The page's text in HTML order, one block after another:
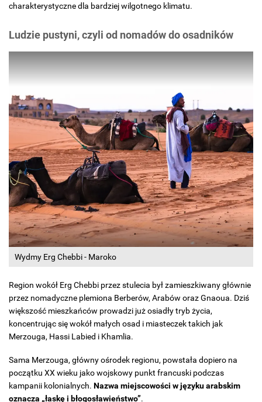
charakterystyczne dla bardziej wilgotnego klimatu.
Ludzie pustyni, czyli od nomadów do osadników
Wydmy Erg Chebbi - Maroko
Region wokół Erg Chebbi przez stulecia był zamieszkiwany głównie
przez nomadyczne plemiona Berberów, Arabów oraz Gnaoua. Dziś
większość mieszkańców prowadzi już osiadły tryb życia,
koncentrując się wokół małych osad i miasteczek takich jak
Merzouga, Hassi Labied i Khamlia.
Sama Merzouga, główny ośrodek regionu, powstała dopiero na
początku XX wieku jako wojskowy punkt francuski podczas
kampanii kolonialnych. Nazwa miejscowości w języku arabskim
oznacza „łaskę i błogosławieństwo”.